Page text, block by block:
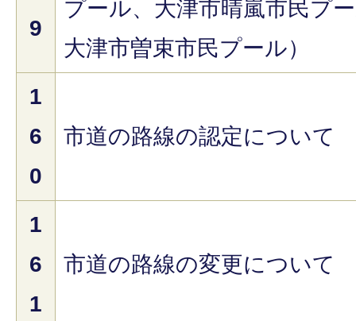
9
プール、大津市晴嵐市民プ
大津市曽束市民プール）
1
6
0
市道の路線の認定について
1
6
1
市道の路線の変更について